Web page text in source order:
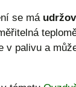
se má
palivu a